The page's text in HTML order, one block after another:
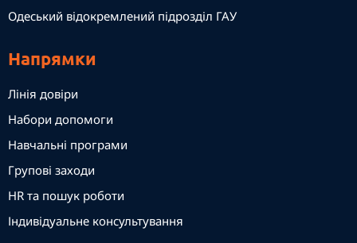
Одеський відокремлений підрозділ ГАУ
Напрямки
Лінія довіри
Набори допомоги
Навчальні програми
Групові заходи
HR та пошук роботи
Індивідуальне консультування